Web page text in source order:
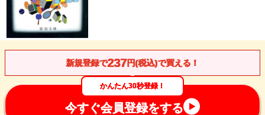
新規登録で237円(税込)で買える！
かんたん30秒登録！
今すぐ会員登録をする